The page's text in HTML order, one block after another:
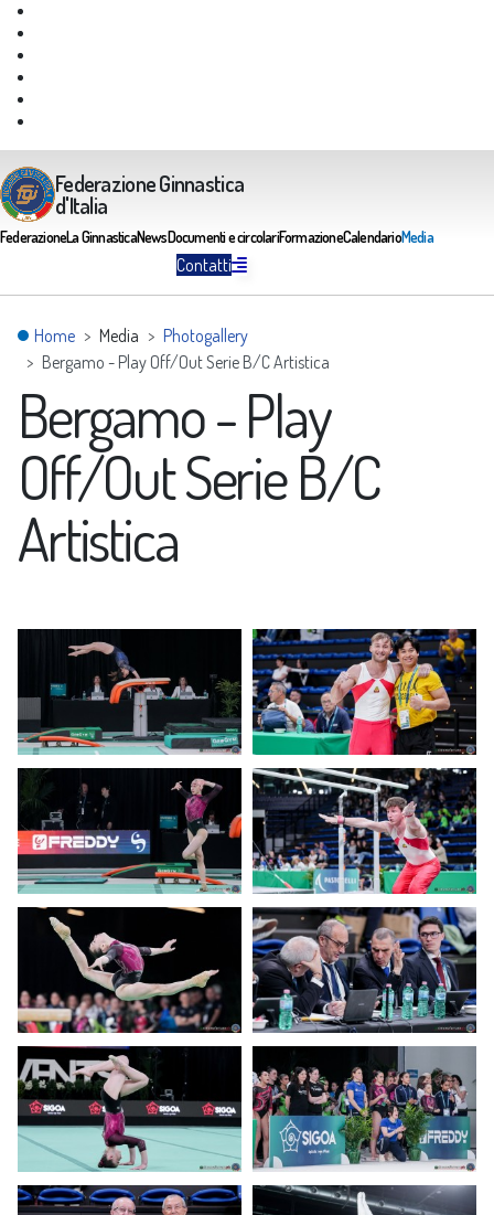
Federazione Ginnastica
d'Italia
FederazioneLa GinnasticaNewsDocumenti e circolariFormazioneCalendarioMedia
Contatti
Home Media
Photogallery
Bergamo - Play Off/Out Serie B/C Artistica
Bergamo - Play
Off/Out Serie B/C
Artistica